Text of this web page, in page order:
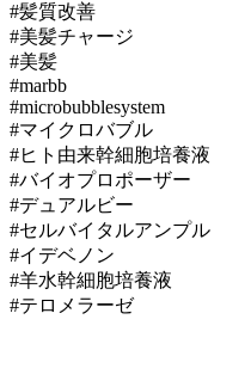
#髪質改善
#美髪チャージ
#美髪
#marbb
#microbubblesystem
#マイクロバブル
#ヒト由来幹細胞培養液
#バイオプロポーザー
#デュアルビー
#セルバイタルアンプル
#イデベノン
#羊水幹細胞培養液
#テロメラーゼ